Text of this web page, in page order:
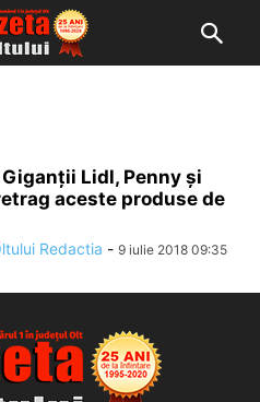
Lidl, Penny și
aceste produse de
Redactia - 9 iulie 2018 09:35